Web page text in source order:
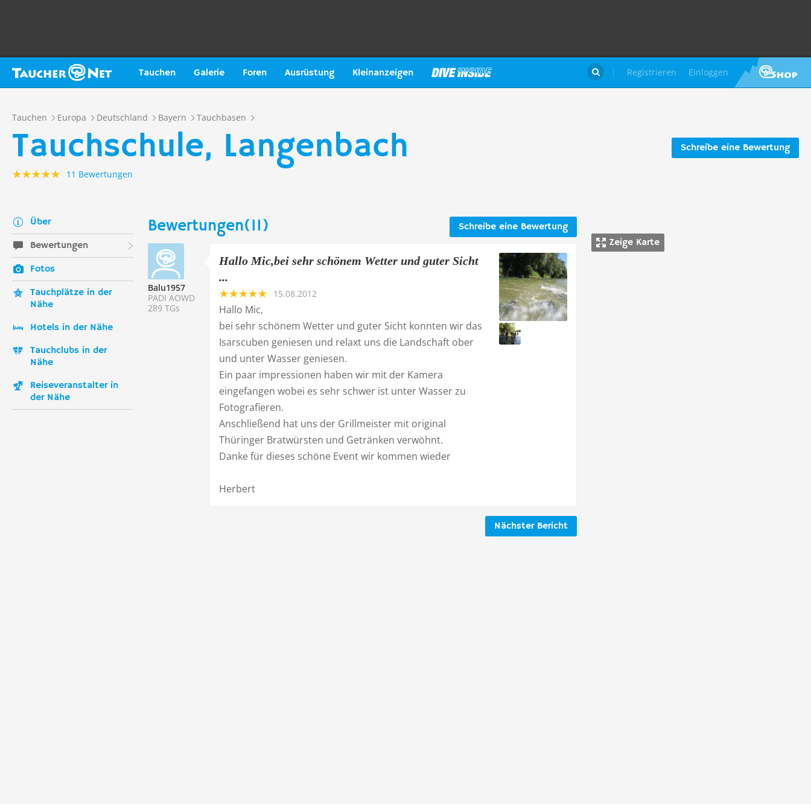
Tauchen Galerie Foren Ausrüstung Kleinanzeigen Registrieren Einloggen

Tauchen Europa Deutschland Bayern Tauchbasen
Schreibe eine Bewertung
Tauchschule, Langenbach
11 Bewertungen
Über
Bewertungen
Fotos
Tauchplätze in der
Nähe
Hotels in der Nähe
Tauchclubs in der
Nähe
Reiseveranstalter in
der Nähe
Zeige Karte
Schreibe eine Bewertung
Bewertungen(11)
Balu1957
PADI AOWD
289 TGs
Hallo Mic,bei sehr schönem Wetter und guter Sicht
...
15.08.2012
Hallo Mic,
bei sehr schönem Wetter und guter Sicht konnten wir das
Isarscuben geniesen und relaxt uns die Landschaft ober
und unter Wasser geniesen.
Ein paar impressionen haben wir mit der Kamera
eingefangen wobei es sehr schwer ist unter Wasser zu
Fotografieren.
Anschließend hat uns der Grillmeister mit original
Thüringer Bratwürsten und Getränken verwöhnt.
Danke für dieses schöne Event wir kommen wieder
Herbert
Nächster Bericht